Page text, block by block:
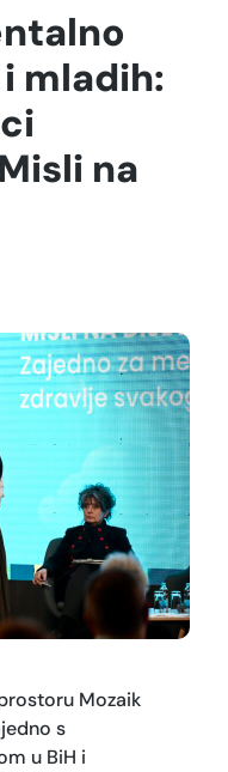
mladih:
na
Mozaik
s
u BiH i